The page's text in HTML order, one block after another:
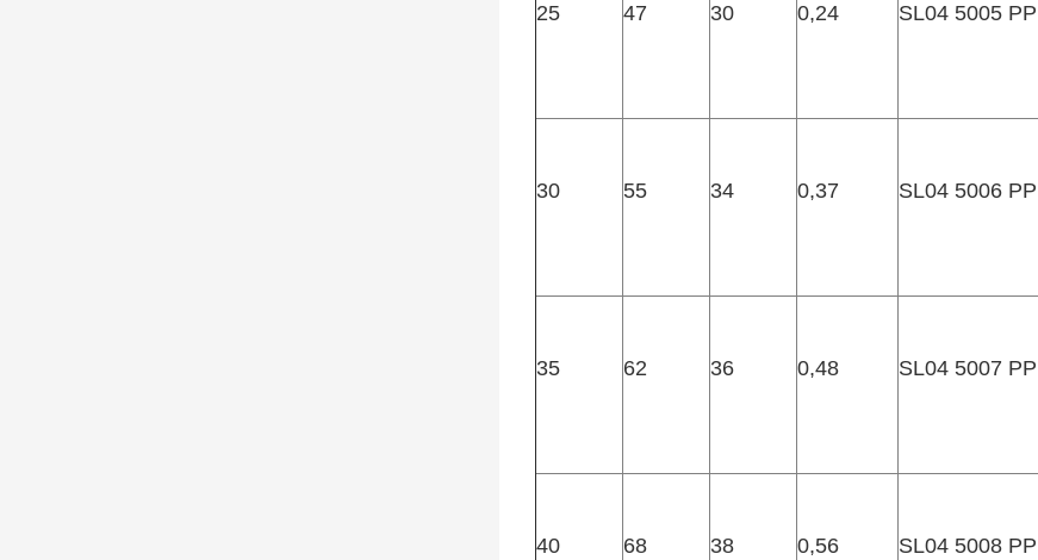
25 47 30 0,24 SL04 5005 PP
30 55 34 0,37 SL04 5006 PP
35 62 36 0,48 SL04 5007 PP
40 68 38 0,56 SL04 5008 PP